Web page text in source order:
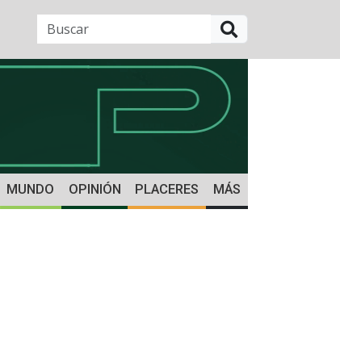
MUNDO OPINIÓN PLACERES MÁS